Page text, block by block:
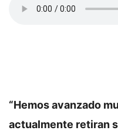
“Hemos avanzado
actualmente retiran